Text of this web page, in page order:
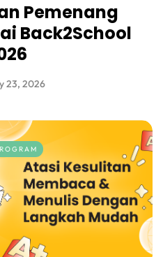
Pemenang
Back2School
23, 2026